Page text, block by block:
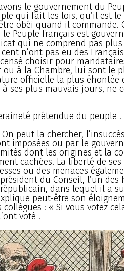
le gouvernement du
qui fait les lois, qu’il est
obéi quand il commande.
Peuple français est
qui ne comprend pas
n’ont pas eu des
choisir pour
ou à la Chambre, lui sont le
officielle la plus
à ses plus mauvais jours, ne
prétendue du peuple !
peut la chercher,
imposées ou par le
dont les origines et la
cachées. La liberté de
ou des menaces
du Conseil, l’un des
dans lequel il a
peut-être son
: « Si vous votez
voté !